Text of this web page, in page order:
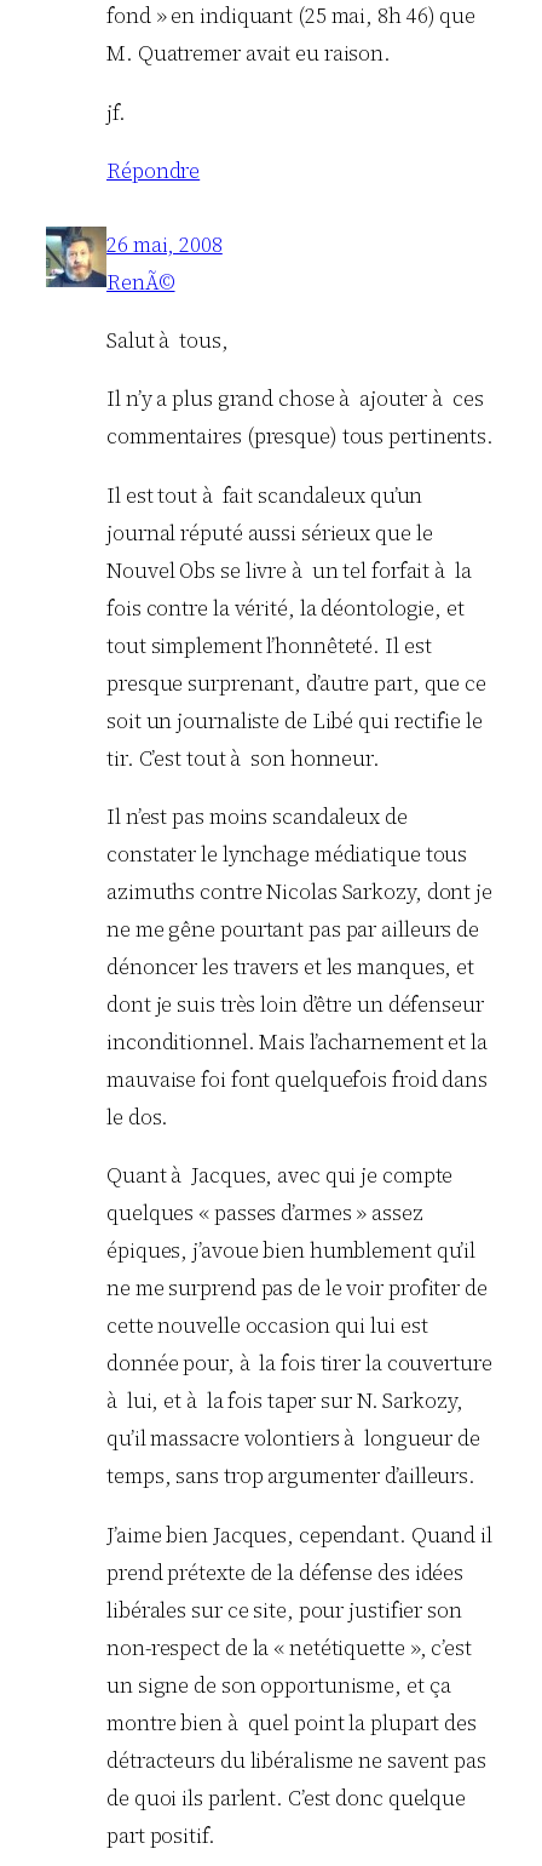
fond » en indiquant (25 mai, 8h 46) que
M. Quatremer avait eu raison.
jf.
Répondre
26 mai, 2008
RenÃ©
Salut à tous,
Il n’y a plus grand chose à ajouter à ces
commentaires (presque) tous pertinents.
Il est tout à fait scandaleux qu’un
journal réputé aussi sérieux que le
Nouvel Obs se livre à un tel forfait à la
fois contre la vérité, la déontologie, et
tout simplement l’honnêteté. Il est
presque surprenant, d’autre part, que ce
soit un journaliste de Libé qui rectifie le
tir. C’est tout à son honneur.
Il n’est pas moins scandaleux de
constater le lynchage médiatique tous
azimuths contre Nicolas Sarkozy, dont je
ne me gêne pourtant pas par ailleurs de
dénoncer les travers et les manques, et
dont je suis très loin d’être un défenseur
inconditionnel. Mais l’acharnement et la
mauvaise foi font quelquefois froid dans
le dos.
Quant à Jacques, avec qui je compte
quelques « passes d’armes » assez
épiques, j’avoue bien humblement qu’il
ne me surprend pas de le voir profiter de
cette nouvelle occasion qui lui est
donnée pour, à la fois tirer la couverture
à lui, et à la fois taper sur N. Sarkozy,
qu’il massacre volontiers à longueur de
temps, sans trop argumenter d’ailleurs.
J’aime bien Jacques, cependant. Quand il
prend prétexte de la défense des idées
libérales sur ce site, pour justifier son
non-respect de la « netétiquette », c’est
un signe de son opportunisme, et ça
montre bien à quel point la plupart des
détracteurs du libéralisme ne savent pas
de quoi ils parlent. C’est donc quelque
part positif.